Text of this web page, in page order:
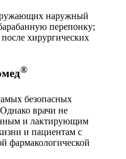
наружный
перепонку;
хирургических
®
безопасных
врачи не
и лактирующим
и пациентам с
фармакологической